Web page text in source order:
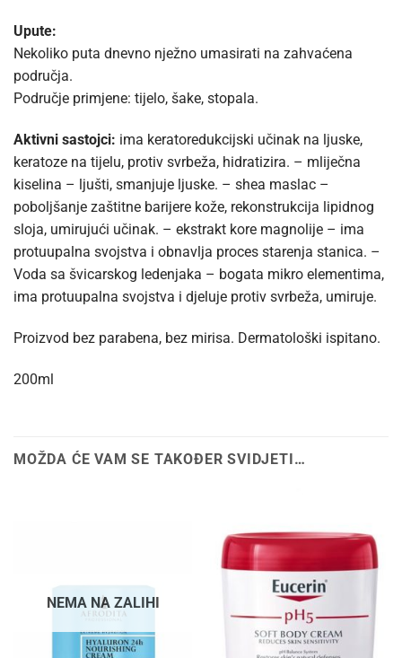
Upute:
Nekoliko puta dnevno nježno umasirati na zahvaćena
područja.
Područje primjene: tijelo, šake, stopala.
Aktivni sastojci: ima keratoredukcijski učinak na ljuske,
keratoze na tijelu, protiv svrbeža, hidratizira. – mliječna
kiselina – ljušti, smanjuje ljuske. – shea maslac –
poboljšanje zaštitne barijere kože, rekonstrukcija lipidnog
sloja, umirujući učinak. – ekstrakt kore magnolije – ima
protuupalna svojstva i obnavlja proces starenja stanica. –
Voda sa švicarskog ledenjaka – bogata mikro elementima,
ima protuupalna svojstva i djeluje protiv svrbeža, umiruje.
Proizvod bez parabena, bez mirisa. Dermatološki ispitano.
200ml
MOŽDA ĆE VAM SE TAKOĐER SVIDJETI…
NEMA NA ZALIHI